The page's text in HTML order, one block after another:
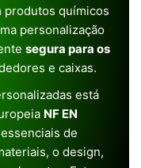
produtos químicos
personalização
segura para os
e caixas.
está
NF EN
de
o design,